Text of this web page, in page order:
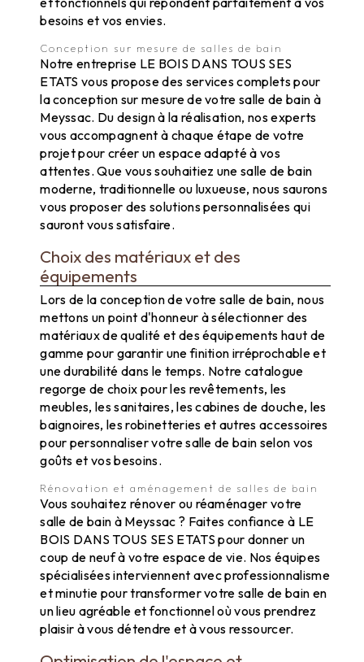
besoins et vos envies.
Conception sur mesure de salles de bain
Notre entreprise LE BOIS DANS TOUS SES
ETATS vous propose des services complets pour
la conception sur mesure de votre salle de bain à
Meyssac. Du design à la réalisation, nos experts
vous accompagnent à chaque étape de votre
projet pour créer un espace adapté à vos
attentes. Que vous souhaitiez une salle de bain
moderne, traditionnelle ou luxueuse, nous saurons
vous proposer des solutions personnalisées qui
sauront vous satisfaire.
Choix des matériaux et des
équipements
Lors de la conception de votre salle de bain, nous
mettons un point d'honneur à sélectionner des
matériaux de qualité et des équipements haut de
gamme pour garantir une finition irréprochable et
une durabilité dans le temps. Notre catalogue
regorge de choix pour les revêtements, les
meubles, les sanitaires, les cabines de douche, les
baignoires, les robinetteries et autres accessoires
pour personnaliser votre salle de bain selon vos
goûts et vos besoins.
Rénovation et aménagement de salles de bain
Vous souhaitez rénover ou réaménager votre
salle de bain à Meyssac ? Faites confiance à LE
BOIS DANS TOUS SES ETATS pour donner un
coup de neuf à votre espace de vie. Nos équipes
spécialisées interviennent avec professionnalisme
et minutie pour transformer votre salle de bain en
un lieu agréable et fonctionnel où vous prendrez
plaisir à vous détendre et à vous ressourcer.